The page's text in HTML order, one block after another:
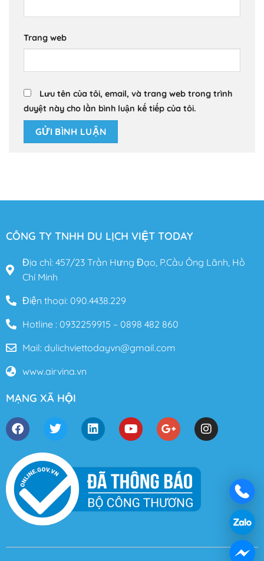
Trang web
Lưu tên của tôi, email, và trang web trong trình
duyệt này cho lần bình luận kế tiếp của tôi.
CÔNG TY TNHH DU LỊCH VIỆT TODAY
Địa chỉ: 457/23 Trần Hưng Đạo, P.Cầu Ông Lãnh, Hồ
Chí Minh
Điện thoại: 090.4438.229
Hotline : 0932259915 – 0898 482 860
Mail: dulichviettodayvn@gmail.com
www.airvina.vn
MẠNG XÃ HỘI